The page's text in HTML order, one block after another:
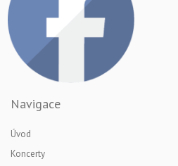
Navigace
Úvod
Koncerty